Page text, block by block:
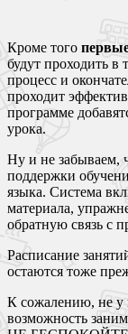
Кроме того
будут проходить в
процесс и
проходит
программе
урока.
Ну и не забываем,
поддержки
языка. Система
материала,
обратную связь с
Расписание
остаются тоже
К сожалению, не у
возможность